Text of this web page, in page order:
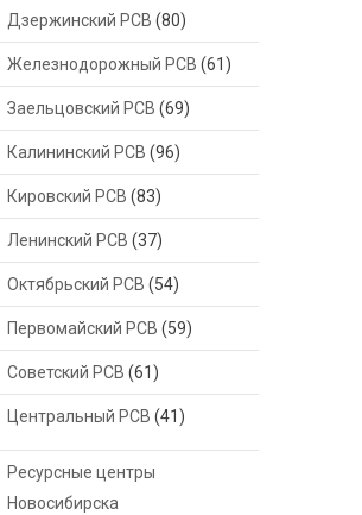
Дзержинский РСВ (80)
Железнодорожный РСВ (61)
Заельцовский РСВ (69)
Калининский РСВ (96)
Кировский РСВ (83)
Ленинский РСВ (37)
Октябрьский РСВ (54)
Первомайский РСВ (59)
Советский РСВ (61)
Центральный РСВ (41)
Ресурсные центры
Новосибирска